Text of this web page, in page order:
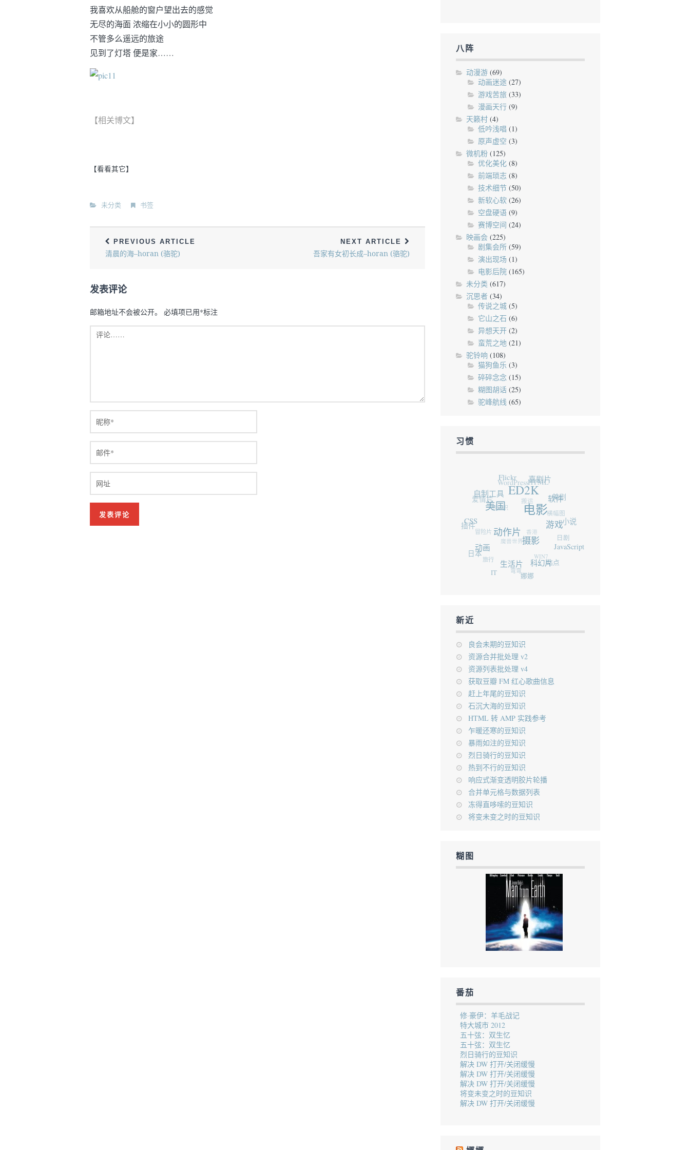
我喜欢从船舱的窗户望出去的感觉
无尽的海面 浓缩在小小的圆形中
不管多么遥远的旅途
见到了灯塔 便是家……
【相关博文】
【看看其它】
未分类 书签
PREVIOUS ARTICLE
清晨的海–horan (骆驼)
NEXT ARTICLE
吾家有女初长成–horan (骆驼)
发表评论
邮箱地址不会被公开。 必填项已用*标注
八阵
动漫游(69)
动画迷途(27)
游戏苦旅(33)
漫画天行(9)
天籁村(4)
低吟浅唱 (1)
原声虚空 (3)
微机粉(125)
优化美化(8)
前端琐志(8)
技术细节(50)
新软心软(26)
空盘硬语(9)
赛博空间 (24)
映画会(225)
剧集会所(59)
演出现场 (1)
电影后院(165)
未分类 (617)
沉思者(34)
传说之城(5)
它山之石 (6)
异想天开(2)
蛮荒之地(21)
驼铃响 (108)
猫狗鱼乐 (3)
碎碎念念 (15)
糊图胡话(25)
驼峰航线 (65)
习惯
电影
ED2K
美国
动作片
摄影
游戏
软件
喜剧片
Flickr
自制工具
CSS
动画
生活片
科幻片
JavaScript
小说
美剧
HTML
WordPress
爱情片
插件
日本
IT
娜娜
站点
日剧
横幅图
搬运
豆知识
冒险片
旅行
弯弯
WIN7
香港
魔兽世界
新近
良会未期的豆知识
资源合并批处理 v2
资源列表批处理 v4
获取豆瓣 FM 红心歌曲信息
赶上年尾的豆知识
石沉大海的豆知识
HTML 转 AMP 实践参考
乍暖还寒的豆知识
暴雨如注的豆知识
烈日骑行的豆知识
热到不行的豆知识
响应式渐变透明胶片轮播
合并单元格与数据列表
冻得直哆嗦的豆知识
将变未变之时的豆知识
糊图
番茄
修·豪伊：羊毛战记
特大城市 2012
五十弦：双生忆
五十弦：双生忆
烈日骑行的豆知识
解决 DW 打开/关闭缓慢
解决 DW 打开/关闭缓慢
解决 DW 打开/关闭缓慢
将变未变之时的豆知识
解决 DW 打开/关闭缓慢